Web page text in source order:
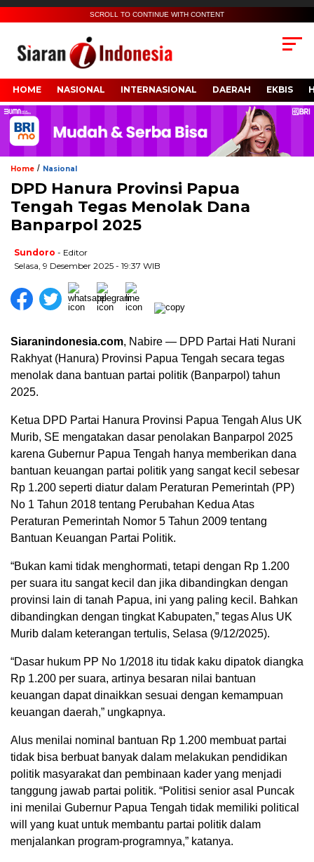
00:00
SCROLL TO CONTINUE WITH CONTENT
HOME NASIONAL INTERNASIONAL DAERAH EKBIS
Home / Nasional
DPD Hanura Provinsi Papua
Tengah Tegas Menolak Dana
Banparpol 2025
Sundoro - Editor
Selasa, 9 Desember 2025 - 19:37 WIB
Siaranindonesia.com, Nabire — DPD Partai Hati Nurani
Rakhyat (Hanura) Provinsi Papua Tengah secara tegas
menolak dana bantuan partai politik (Banparpol) tahun
2025.
Ketua DPD Partai Hanura Provinsi Papua Tengah Alus UK
Murib, SE mengatakan dasar penolakan Banparpol 2025
karena Gubernur Papua Tengah hanya memberikan dana
bantuan keuangan partai politik yang sangat kecil sebesar
Rp 1.200 seperti diatur dalam Peraturan Pemerintah (PP)
No 1 Tahun 2018 tentang Perubahan Kedua Atas
Peraturan Pemerintah Nomor 5 Tahun 2009 tentang
Bantuan Keuangan Partai Politik.
“Bukan kami tidak menghormati, tetapi dengan Rp 1.200
per suara itu sangat kecil dan jika dibandingkan dengan
provinsi lain di tanah Papua, ini yang paling kecil. Bahkan
dibandingkan dengan tingkat Kabupaten,” tegas Alus UK
Murib dalam keterangan tertulis, Selasa (9/12/2025).
“Dasar hukum PP No 1/2018 itu tidak kaku dipatok diangka
Rp 1.200 per suara, artinya besaran nilai bantuan
keuangan dapat dinaikkan sesuai dengan kemampuan
keuangan daerah,” ungkapnya.
Alus menilai nominal bantuan Rp 1.200 membuat partai
tidak bisa berbuat banyak dalam melakukan pendidikan
politik masyarakat dan pembinaan kader yang menjadi
tanggung jawab partai politik. “Politisi senior asal Puncak
ini menilai Gubernur Papua Tengah tidak memiliki political
will yang kuat untuk membantu partai politik dalam
menjalankan program-programnya,” katanya.